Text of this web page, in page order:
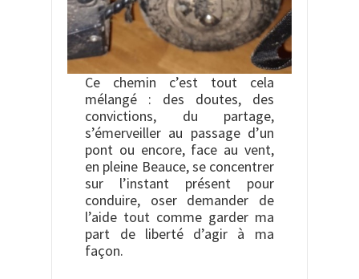
Ce chemin c’est tout cela
mélangé : des doutes, des
convictions, du partage,
s’émerveiller au passage d’un
pont ou encore, face au vent,
en pleine Beauce, se concentrer
sur l’instant présent pour
conduire, oser demander de
l’aide tout comme garder ma
part de liberté d’agir à ma
façon.